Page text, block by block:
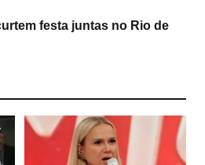
festa juntas no Rio de